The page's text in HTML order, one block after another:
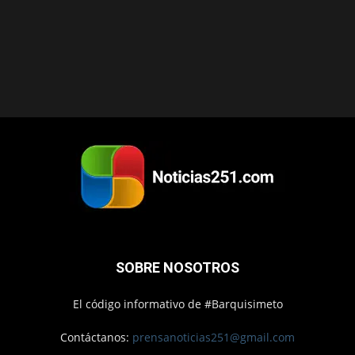
SOBRE NOSOTROS
El código informativo de #Barquisimeto
Contáctanos: prensanoticias251@gmail.com